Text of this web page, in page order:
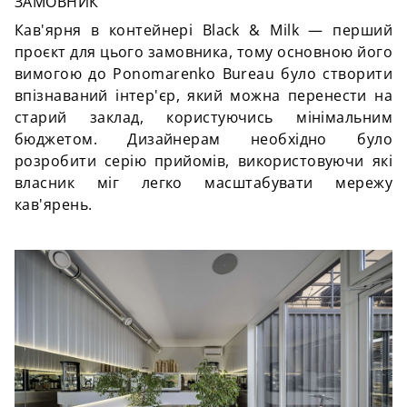
Кав'ярня в контейнері Black & Milk — перший
проєкт для цього замовника, тому основною його
вимогою до Ponomarenko Bureau було створити
впізнаваний інтер'єр, який можна перенести на
старий заклад, користуючись мінімальним
бюджетом. Дизайнерам необхідно було
розробити серію прийомів, використовуючи які
власник міг легко масштабувати мережу
кав'ярень.